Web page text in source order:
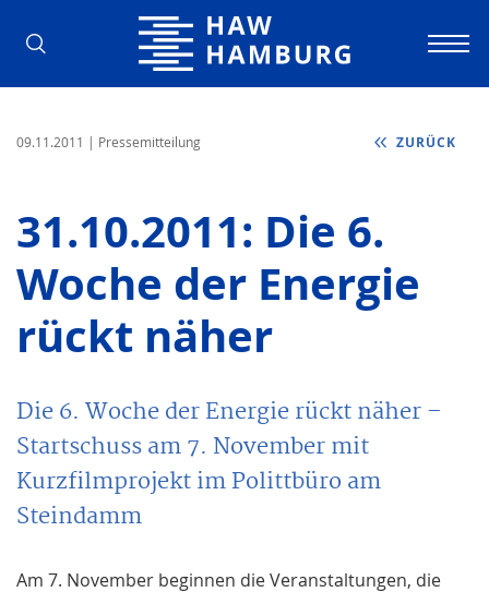
Hochschule für Angewandte
09.11.2011 | Pressemitteilung ZURÜCK
31.10.2011: Die 6.
Woche der Energie
rückt näher
Die 6. Woche der Energie rückt näher –
Startschuss am 7. November mit
Kurzfilmprojekt im Polittbüro am
Steindamm
Am 7. November beginnen die Veranstaltungen, die